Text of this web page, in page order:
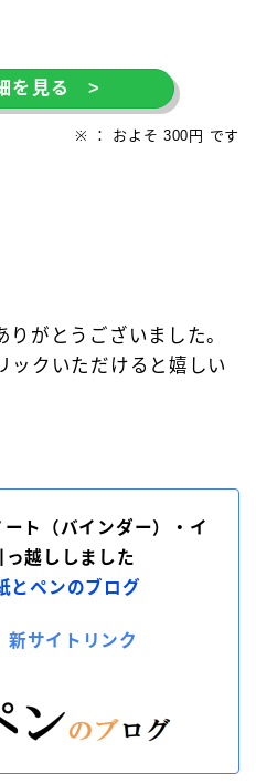
を見る >
※ ： およそ 300円 です
がとうございました。
ックいただけると嬉しい
ト（バインダー）・イ
越ししました
とペンのブログ
新サイトリンク